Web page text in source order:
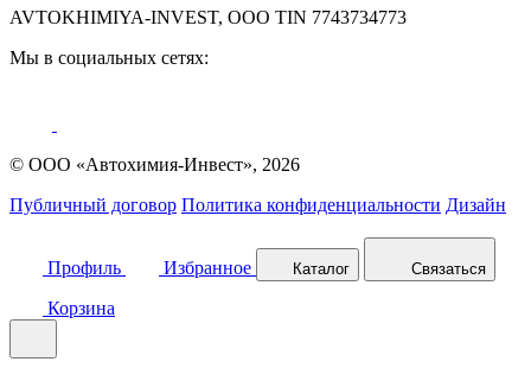
AVTOKHIMIYA-INVEST, OOO TIN 7743734773
Мы в социальных сетях:
© ООО «Автохимия-Инвест», 2026
Публичный договор Политика конфиденциальности Дизайн
Профиль Избранное Каталог Связаться
Корзина